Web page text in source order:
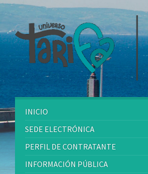
INICIO
SEDE ELECTRÓNICA
PERFIL DE CONTRATANTE
INFORMACIÓN PÚBLICA